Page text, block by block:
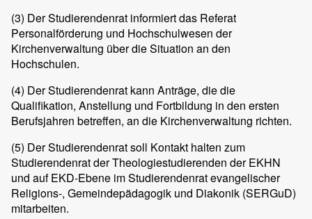
(3) Der Studierendenrat informiert das Referat
Personalförderung und Hochschulwesen der
Kirchenverwaltung über die Situation an den
Hochschulen.
(4) Der Studierendenrat kann Anträge, die die
Qualifikation, Anstellung und Fortbildung in den ersten
Berufsjahren betreffen, an die Kirchenverwaltung richten.
(5) Der Studierendenrat soll Kontakt halten zum
Studierendenrat der Theologiestudierenden der EKHN
und auf EKD-Ebene im Studierendenrat evangelischer
Religions-, Gemeindepädagogik und Diakonik (SERGuD)
mitarbeiten.